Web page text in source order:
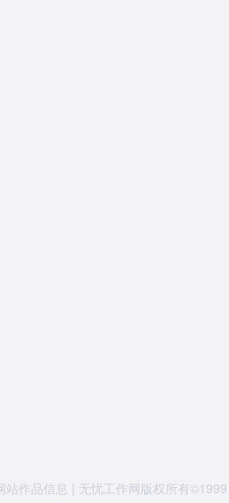
站作品信息 | 无忧工作网版权所有©1999